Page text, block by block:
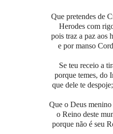
Que pretendes de
Herodes com
pois traz a paz aos
e por manso
Se teu receio a
porque temes, do
que dele te
Que o Deus
o Reino deste
porque não é seu